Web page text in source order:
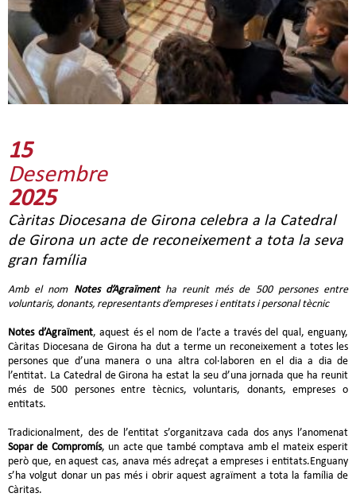
15
Desembre
2025
Càritas Diocesana de Girona celebra a la Catedral
de Girona un acte de reconeixement a tota la seva
gran família
Amb el nomNotes d’Agraïmentha reunit més de 500 persones entre
voluntaris, donants, representants d’empreses i entitats i personal tècnic
Notes d’Agraïment, aquest és el nom de l’acte a través del qual, enguany,
Càritas Diocesana de Girona ha dut a terme un reconeixement a totes les
persones que d’una manera o una altra col·laboren en el dia a dia de
l’entitat. La Catedral de Girona ha estat la seu d’una jornada que ha reunit
més de 500 persones entre tècnics, voluntaris, donants, empreses o
entitats.
Tradicionalment, des de l’entitat s’organitzava cada dos anys l’anomenat
Sopar de Compromís, un acte que també comptava amb el mateix esperit
però que, en aquest cas, anava més adreçat a empreses i entitats.Enguany
s’ha volgut donar un pas més i obrir aquest agraïment a tota la família de
Càritas.